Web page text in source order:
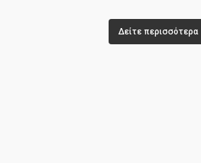
Δείτε περισσότερα